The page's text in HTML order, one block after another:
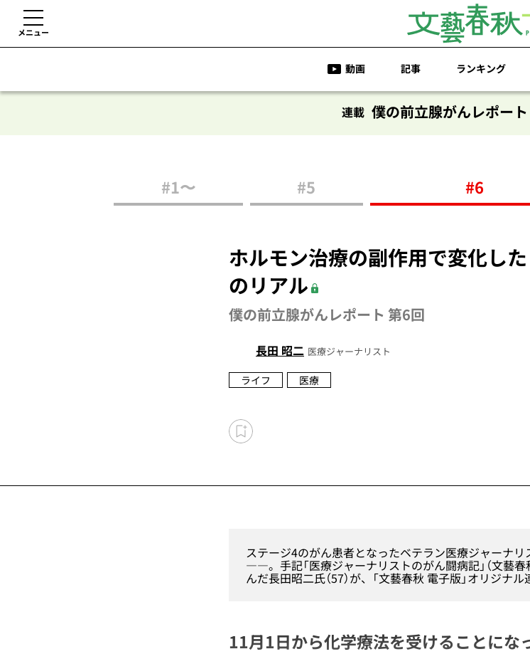
メニュー
動画 記事 ランキング
連載 僕の前立腺がんレポー
#1〜 #5 #6
ホルモン治療の副作用で変化した
のリアル
僕の前立腺がんレポート 第6回
長田 昭二 医療ジャーナリスト
ライフ 医療
ステージ4のがん患者となったベテラン医療ジャーナ
――。手記「医療ジャーナリストのがん闘病記」（文藝
んだ長田昭二氏（57）が、「文藝春秋 電子版」オリジナ
11月1日から化学療法を受けることにな